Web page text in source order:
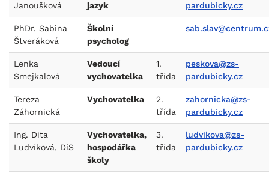
Janoušková
jazyk
pardubicky.cz
PhDr. Sabina
Štveráková
Školní
psycholog
Lenka
Smejkalová
Vedoucí
vychovatelka
1.
třída
peskova@zs-
pardubicky.cz
Tereza
Záhornická
Vychovatelka
2.
třída
zahornicka@zs-
pardubicky.cz
Ing. Dita
Ludvíková, DiS
Vychovatelka,
hospodářka
školy
3.
třída
ludvikova@zs-
pardubicky.cz